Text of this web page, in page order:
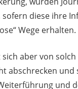
sofern diese ihre
Wege erhalten.
sich aber von
abschrecken und
und